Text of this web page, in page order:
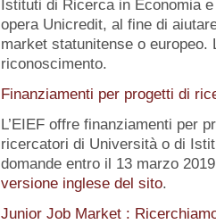
Istituti di Ricerca in Economia
opera Unicredit, al fine di
market statunitense o europeo.
riconoscimento.
Finanziamenti per progetti di
L’EIEF offre finanziamenti per
ricercatori di Università o di
domande entro il 13 marzo
versione inglese del sito.
Junior Job Market :